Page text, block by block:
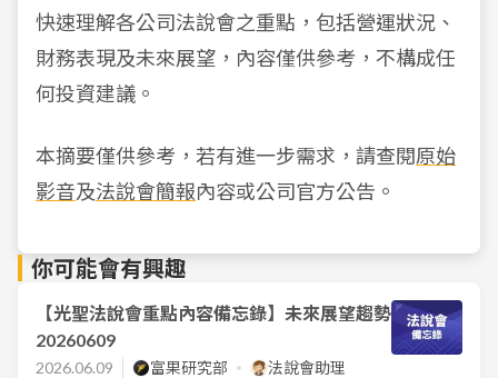
快速理解各公司法說會之重點，包括營運狀況、
財務表現及未來展望，內容僅供參考，不構成任
何投資建議。
本摘要僅供參考，若有進一步需求，請查閱原始
影音及法說會簡報內容或公司官方公告。
你可能會有興趣
【光聖法說會重點內容備忘錄】未來展望趨勢
20260609
2026.06.09 富果研究部 法說會助理